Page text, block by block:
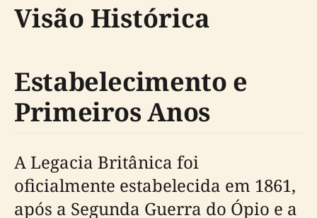
Visão Histórica
Estabelecimento e
Primeiros Anos
A Legacia Britânica foi
oficialmente estabelecida em 1861,
após a Segunda Guerra do Ópio e a